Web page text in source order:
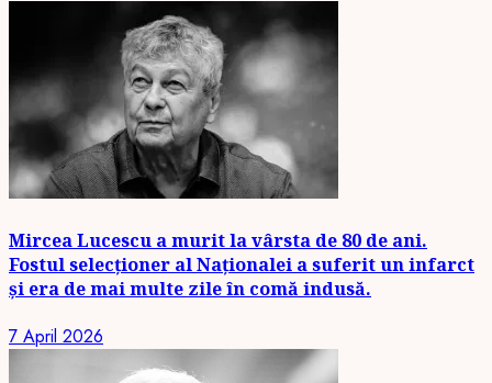
Mircea Lucescu a murit la vârsta de 80 de ani.
Fostul selecționer al Naționalei a suferit un infarct
și era de mai multe zile în comă indusă.
7 April 2026